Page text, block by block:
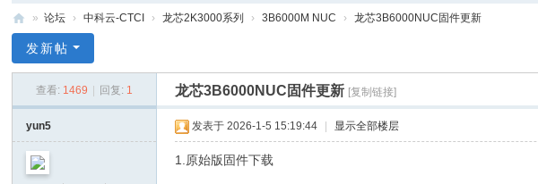
搜
圳
科
信
» 论坛 › 中科云-CTCI › 龙芯2K3000系列 › 3B6000M NUC › 龙芯3B6000NUC固件更新
发新帖
查看: 1469 回复: 1 龙芯3B6000NUC固件更新 [复制链接]
yun5 发表于 2026-1-5 15:19:44 显示全部楼层
1.原始版固件下载